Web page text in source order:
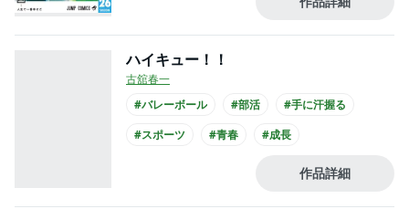
ハイキュー！！
古舘春一
#バレーボール
#部活
#手に汗握る
#スポーツ
#青春
#成長
#このマンガがすごい
作品詳細